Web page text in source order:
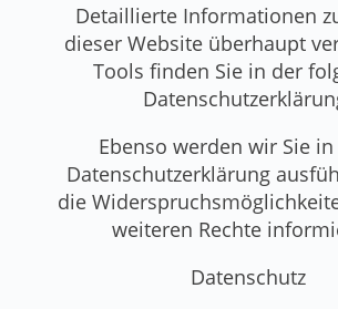
Detaillierte Informationen
dieser Website überhaupt
Tools finden Sie in der
Ebenso werden wir Sie
Datenschutzerklärung
die
weiteren Rechte
Datenschutz